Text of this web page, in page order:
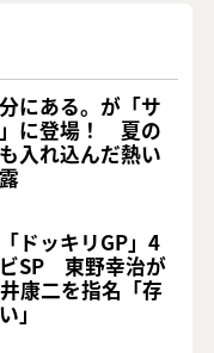
にある。が「サ
に登場！ 夏の
入れ込んだ熱い
ドッキリGP」4
SP 東野幸治が
康二を指名「存
」